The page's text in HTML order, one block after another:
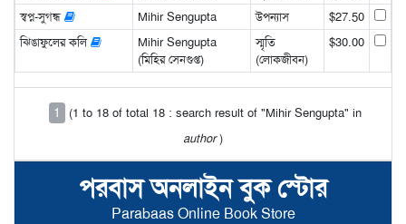
পরবাস অনলাইন বুক স্টোর
Parabaas Online Book Store
স্বপ্ন-সুগন্ধ
Mihir Sengupta উপন্যাস
$27.50
ঝিঙাফুলের কলি
Mihir Sengupta
(মিহির সেনগুপ্ত)
স্মৃতি
(লোকজীবন)
$30.00
1
(1 to 18 of total 18 : search result of "Mihir Sengupta" in
author)